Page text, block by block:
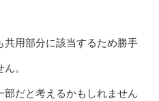
共用部分に該当するため勝手
。
だと考えるかもしれません